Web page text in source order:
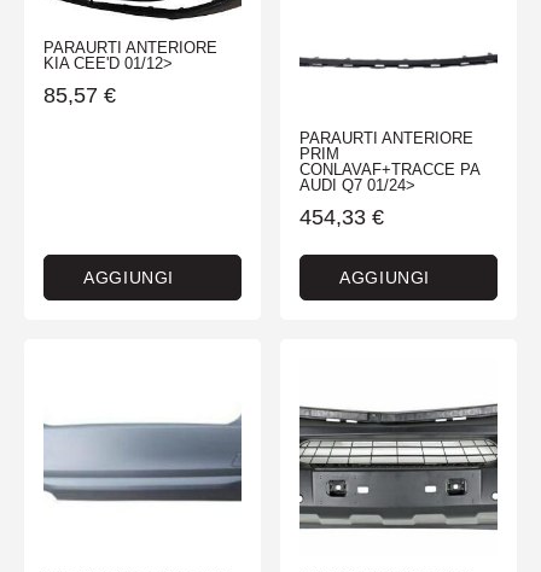
PARAURTI ANTERIORE
KIA CEE'D 01/12>
85,57 €
AGGIUNGI
PARAURTI ANTERIORE
PRIM
CONLAVAF+TRACCE PA
AUDI Q7 01/24>
454,33 €
AGGIUNGI